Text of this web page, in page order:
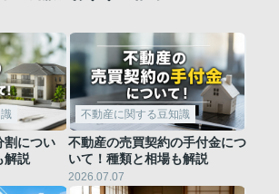
割につい
解説
不動産に関する豆知識
不動産の売買契約の手付金につ
いて！種類と相場も解説
2026.07.07